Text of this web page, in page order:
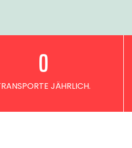
JÄHRLICH.
0